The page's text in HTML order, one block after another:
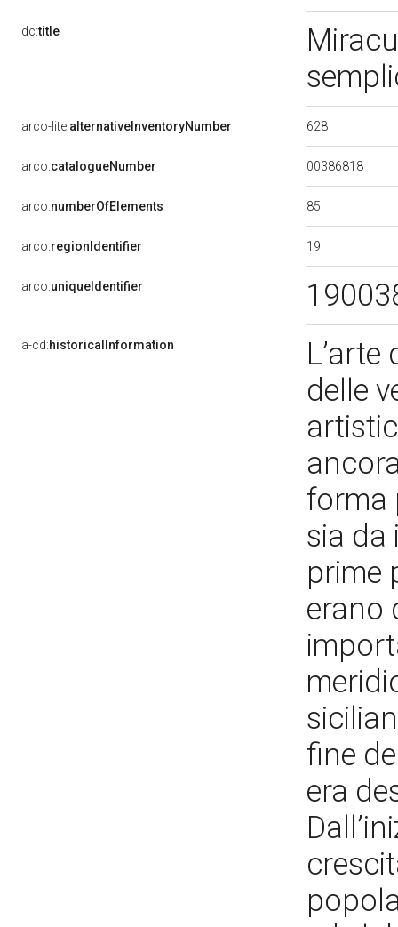
dc:title
arco-lite:alternativeInventoryNumber 628
arco:catalogueNumber 00386818
arco:numberOfElements 85
arco:regionIdentifier 19
arco:uniqueIdentifier
a-cd:historicalInformation
delle
forma
sia da
prime
erano
fine
era